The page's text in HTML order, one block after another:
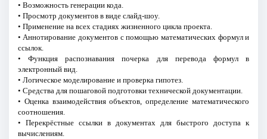
• Возможность генерации кода.
• Просмотр документов в виде слайд-шоу.
• Применение на всех стадиях жизненного цикла проекта.
• Аннотирование документов с помощью математических формул и
ссылок.
• Функция распознавания почерка для перевода формул в
электронный вид.
• Логическое моделирование и проверка гипотез.
• Средства для пошаговой подготовки технической документации.
• Оценка взаимодействия объектов, определение математического
соотношения.
• Перекрёстные ссылки в документах для быстрого доступа к
вычислениям.